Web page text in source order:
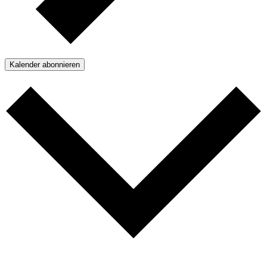
Kalender abonnieren